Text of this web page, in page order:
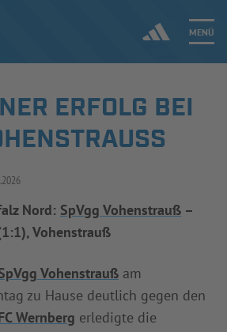
MENÜ
Jetzt einloggen
ERFOLG BEI
Nord: SpVgg Vohenstrauß –
Vohenstrauß
Vohenstrauß am
zu Hause deutlich gegen den
Wernberg erledigte die